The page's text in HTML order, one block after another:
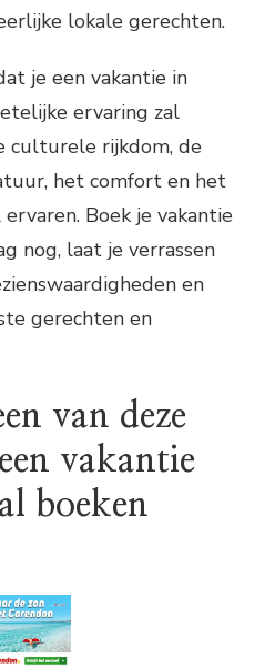
lokale gerechten.
je een vakantie in
ervaring zal
culturele rijkdom, de
het comfort en het
Boek je vakantie
nog, laat je verrassen
en
gerechten en
van deze
vakantie
boeken